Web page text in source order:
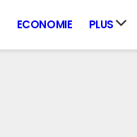
ECONOMIE PLUS